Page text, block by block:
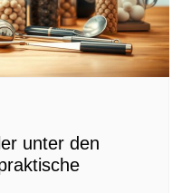
unter den